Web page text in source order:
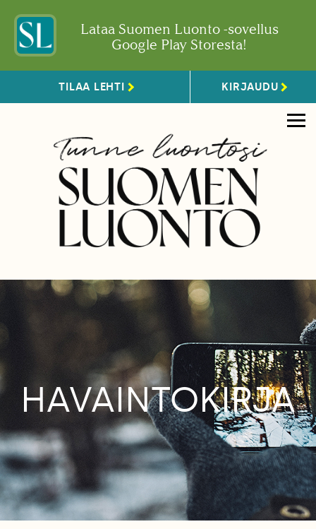
Lataa Suomen Luonto -sovellus
Google Play Storesta!
TILAA LEHTI KIRJAUDU
HAVAINTOKIRJA